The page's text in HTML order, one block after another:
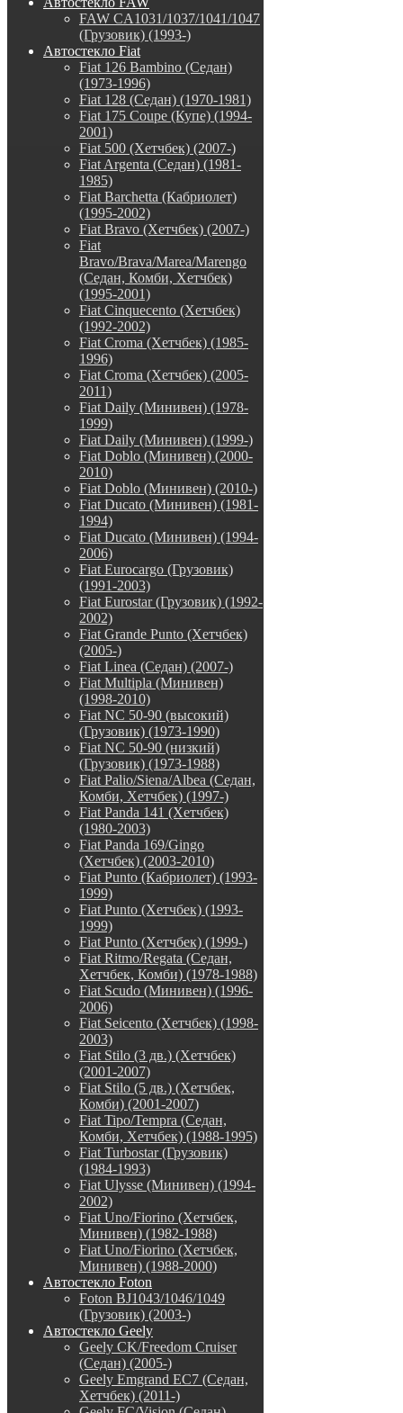
FAW CA1031/1037/1041/1047
(Грузовик) (1993-)
Автостекло Fiat
Fiat 126 Bambino (Седан)
(1973-1996)
Fiat 128 (Седан) (1970-1981)
Fiat 175 Coupe (Купе) (1994-
2001)
Fiat 500 (Хетчбек) (2007-)
Fiat Argenta (Седан) (1981-
1985)
Fiat Barchetta (Кабриолет)
(1995-2002)
Fiat Bravo (Хетчбек) (2007-)
Fiat
Bravo/Brava/Marea/Marengo
(Седан, Комби, Хетчбек)
(1995-2001)
Fiat Cinquecento (Хетчбек)
(1992-2002)
Fiat Croma (Хетчбек) (1985-
1996)
Fiat Croma (Хетчбек) (2005-
2011)
Fiat Daily (Минивен) (1978-
1999)
Fiat Daily (Минивен) (1999-)
Fiat Doblo (Минивен) (2000-
2010)
Fiat Doblo (Минивен) (2010-)
Fiat Ducato (Минивен) (1981-
1994)
Fiat Ducato (Минивен) (1994-
2006)
Fiat Eurocargo (Грузовик)
(1991-2003)
Fiat Eurostar (Грузовик) (1992-
2002)
Fiat Grande Punto (Хетчбек)
(2005-)
Fiat Linea (Седан) (2007-)
Fiat Multipla (Минивен)
(1998-2010)
Fiat NC 50-90 (высокий)
(Грузовик) (1973-1990)
Fiat NC 50-90 (низкий)
(Грузовик) (1973-1988)
Fiat Palio/Siena/Albea (Седан,
Комби, Хетчбек) (1997-)
Fiat Panda 141 (Хетчбек)
(1980-2003)
Fiat Panda 169/Gingo
(Хетчбек) (2003-2010)
Fiat Punto (Кабриолет) (1993-
1999)
Fiat Punto (Хетчбек) (1993-
1999)
Fiat Punto (Хетчбек) (1999-)
Fiat Ritmo/Regata (Седан,
Хетчбек, Комби) (1978-1988)
Fiat Scudo (Минивен) (1996-
2006)
Fiat Seicento (Хетчбек) (1998-
2003)
Fiat Stilo (3 дв.) (Хетчбек)
(2001-2007)
Fiat Stilo (5 дв.) (Хетчбек,
Комби) (2001-2007)
Fiat Tipo/Tempra (Седан,
Комби, Хетчбек) (1988-1995)
Fiat Turbostar (Грузовик)
(1984-1993)
Fiat Ulysse (Минивен) (1994-
2002)
Fiat Uno/Fiorino (Хетчбек,
Минивен) (1982-1988)
Fiat Uno/Fiorino (Хетчбек,
Минивен) (1988-2000)
Автостекло Foton
Foton BJ1043/1046/1049
(Грузовик) (2003-)
Автостекло Geely
Geely CK/Freedom Cruiser
(Седан) (2005-)
Geely Emgrand EC7 (Седан,
Хетчбек) (2011-)